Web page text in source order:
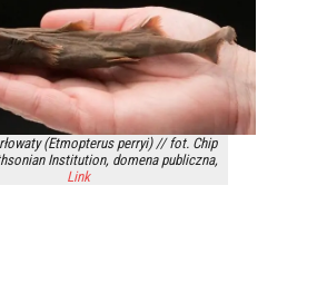
(Etmopterus perryi) // fot. Chip
Institution, domena publiczna,
Link